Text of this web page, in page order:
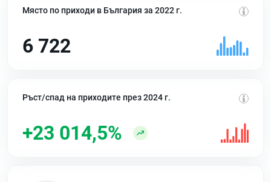
Място по приходи в България за 2022 г.
6 722
Ръст/спад на приходите през 2024 г.
+23 014,5%